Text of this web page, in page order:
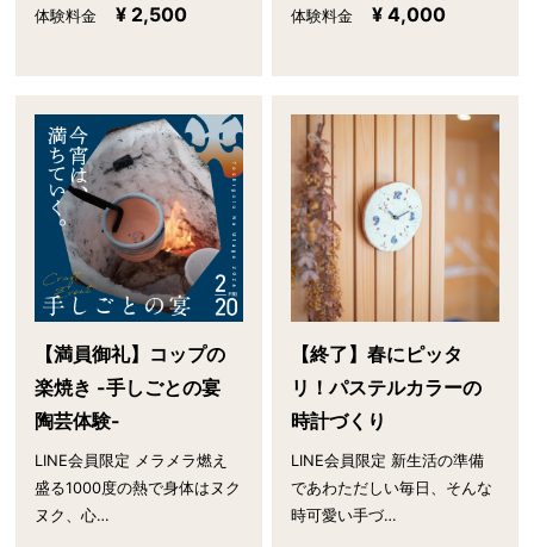
体験料金
¥ 2,500
体験料金
¥ 4,000
【満員御礼】コップの
楽焼き -手しごとの宴
陶芸体験-
LINE会員限定 メラメラ燃え
盛る1000度の熱で身体はヌク
ヌク、心…
【終了】春にピッタ
リ！パステルカラーの
時計づくり
LINE会員限定 新生活の準備
であわただしい毎日、そんな
時可愛い手づ…